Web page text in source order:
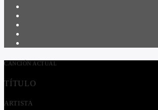
CANCIÓN ACTUAL
TÍTULO
ARTISTA